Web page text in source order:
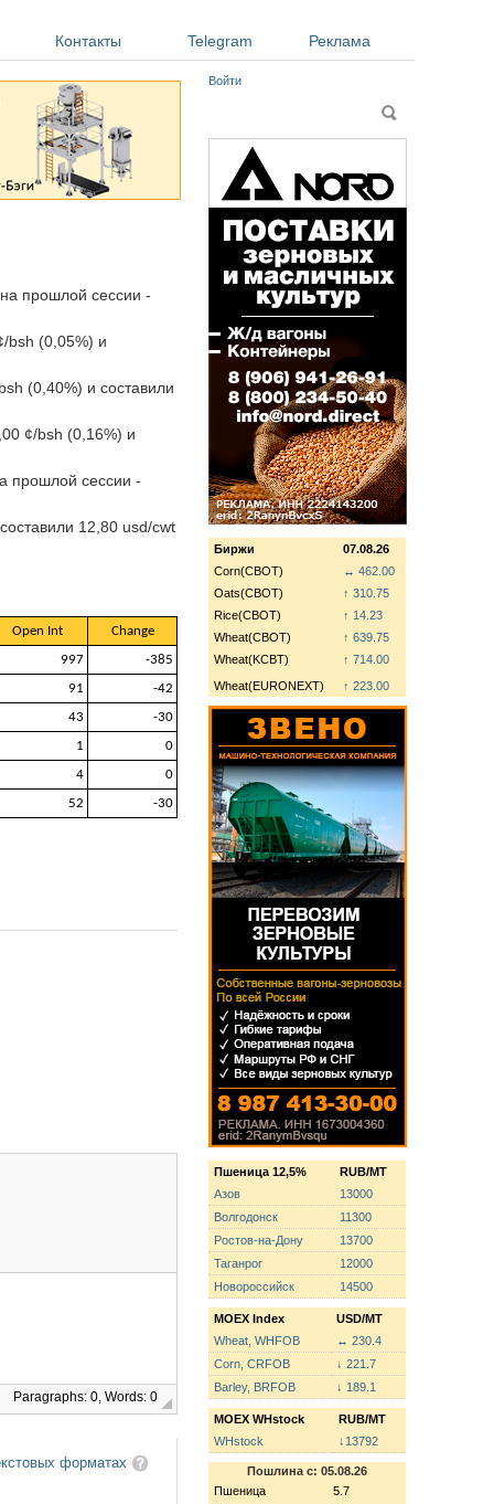
Контакты Telegram Реклама
прошлой сессии -
bsh (0,05%) и
(0,40%) и составили
¢/bsh (0,16%) и
прошлой сессии -
12,80 usd/cwt
Open Int
Change
997
-385
91
-42
43
-30
1
0
4
0
52
-30
Paragraphs: 0, Words: 0
форматах
Войти
Поиск
Биржи
07.08.26
Corn(CBOT)
↔ 462.00
Oats(CBOT)
↑ 310.75
Rice(CBOT)
↑ 14.23
Wheat(CBOT)
↑ 639.75
Wheat(KCBT)
↑ 714.00
Wheat(EURONEXT)
↑ 223.00
Пшеница 12,5%
RUB/MT
Азов
13000
Волгодонск
11300
Ростов-на-Дону
13700
Таганрог
12000
Новороссийск
14500
MOEX Index
USD/MT
Wheat, WHFOB
↔ 230.4
Corn, CRFOB
↓ 221.7
Barley, BRFOB
↓ 189.1
MOEX WHstock
RUB/MT
WHstock
↓13792
Пошлина с: 05.08.26
Пшеница
5.7